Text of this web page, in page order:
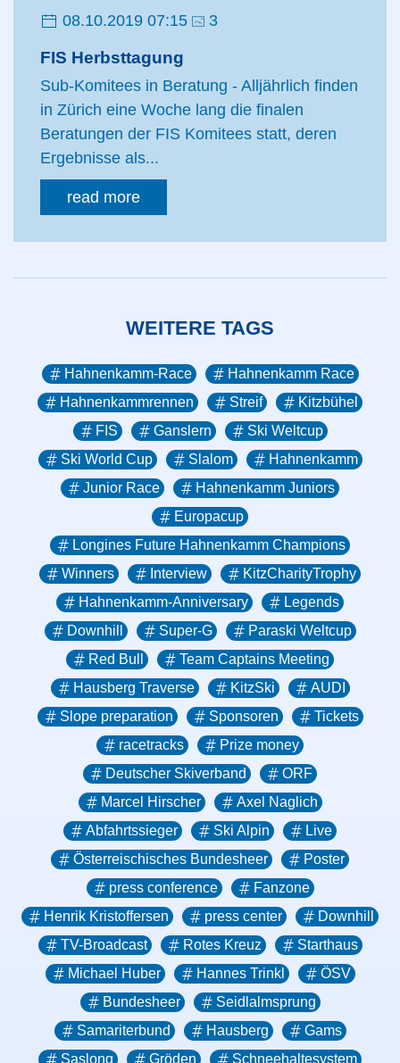
08.10.2019 07:15 3
FIS Herbsttagung
Sub-Komitees in Beratung - Alljährlich finden
in Zürich eine Woche lang die finalen
Beratungen der FIS Komitees statt, deren
Ergebnisse als...
read more
WEITERE TAGS
Hahnenkamm-Race
Hahnenkamm Race
Hahnenkammrennen
Streif
Kitzbühel
FIS
Ganslern
Ski Weltcup
Ski World Cup
Slalom
Hahnenkamm
Junior Race
Hahnenkamm Juniors
Europacup
Longines Future Hahnenkamm Champions
Winners
Interview
KitzCharityTrophy
Hahnenkamm-Anniversary
Legends
Downhill
Super-G
Paraski Weltcup
Red Bull
Team Captains Meeting
Hausberg Traverse
KitzSki
AUDI
Slope preparation
Sponsoren
Tickets
racetracks
Prize money
Deutscher Skiverband
ORF
Marcel Hirscher
Axel Naglich
Abfahrtssieger
Ski Alpin
Live
Österreischisches Bundesheer
Poster
press conference
Fanzone
Henrik Kristoffersen
press center
Downhill
TV-Broadcast
Rotes Kreuz
Starthaus
Michael Huber
Hannes Trinkl
ÖSV
Bundesheer
Seidlalmsprung
Samariterbund
Hausberg
Gams
Saslong
Gröden Schneehaltesystem